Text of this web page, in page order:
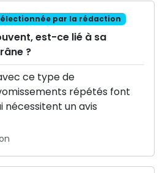
par la rédaction
est-ce lié à sa
?
ce type de
répétés font
nécessitent un avis